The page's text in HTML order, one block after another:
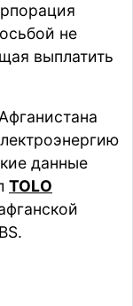
не
выплатить
данные
TOLO